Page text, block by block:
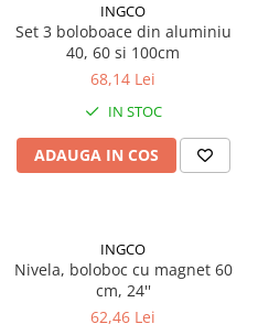
INGCO
Set 3 boloboace din aluminiu
40, 60 si 100cm
68,14 Lei
IN STOC
ADAUGA IN COS
INGCO
Nivela, boloboc cu magnet 60
cm, 24''
62,46 Lei